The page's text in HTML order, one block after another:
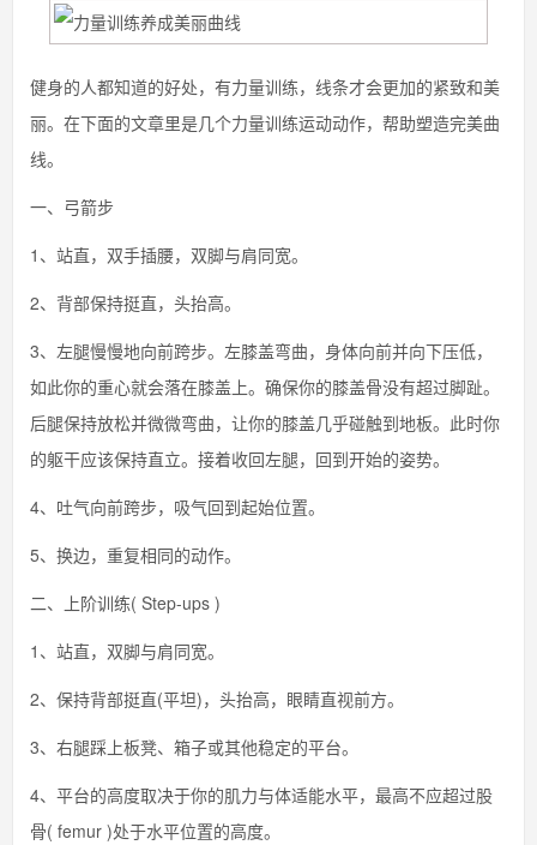
健身的人都知道的好处，有力量训练，线条才会更加的紧致和美
丽。在下面的文章里是几个力量训练运动动作，帮助塑造完美曲
线。
一、弓箭步
1、站直，双手插腰，双脚与肩同宽。
2、背部保持挺直，头抬高。
3、左腿慢慢地向前跨步。左膝盖弯曲，身体向前并向下压低，
如此你的重心就会落在膝盖上。确保你的膝盖骨没有超过脚趾。
后腿保持放松并微微弯曲，让你的膝盖几乎碰触到地板。此时你
的躯干应该保持直立。接着收回左腿，回到开始的姿势。
4、吐气向前跨步，吸气回到起始位置。
5、换边，重复相同的动作。
二、上阶训练( Step-ups )
1、站直，双脚与肩同宽。
2、保持背部挺直(平坦)，头抬高，眼睛直视前方。
3、右腿踩上板凳、箱子或其他稳定的平台。
4、平台的高度取决于你的肌力与体适能水平，最高不应超过股
骨( femur )处于水平位置的高度。